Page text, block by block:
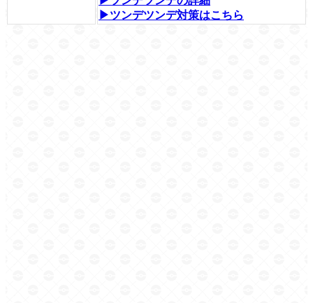
▶ツンデツンデ対策はこちら